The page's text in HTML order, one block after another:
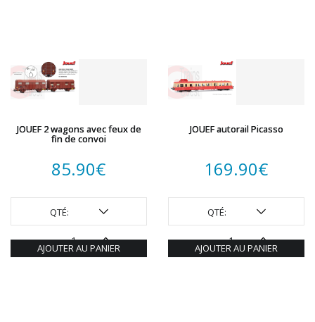
JOUEF 2 wagons avec feux de
fin de convoi
85.90€
QTÉ:
AJOUTER AU PANIER
JOUEF autorail Picasso
169.90€
QTÉ:
AJOUTER AU PANIER